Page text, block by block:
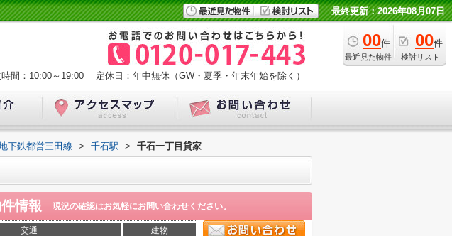
最終更新：2026年08月07日
00件
最近見た物件
00件
検討リスト
時間：10:00～19:00 定休日：年中無休（GW・夏季・年末年始を除く）
下鉄都営三田線 > 千石駅 > 千石一丁目貸家
情報 現況の確認はお気軽にお問い合わせください。
交通 建物